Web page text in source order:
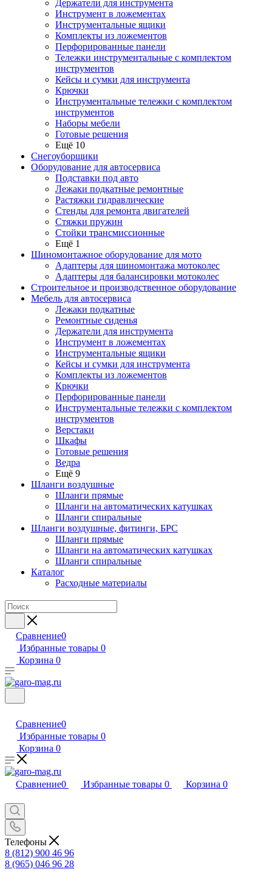
Держатели для инструмента
Инструмент в ложементах
Инструментальные ящики
Комплекты из ложементов
Перфорированные панели
Тележки инструментальные с комплектом
инструментов
Кейсы и сумки для инструмента
Крючки
Инструментальные тележки с комплектом
инструментов
Наборы мебели
Готовые решения
Ещё 10
Снегоуборщики
Оборудование для автосервиса
Подставки под авто
Лежаки подкатные ремонтные
Растяжки гидравлические
Стенды для ремонта двигателей
Стяжки пружин
Стойки трансмиссионные
Ещё 1
Шиномонтажное оборудование для мото
Адаптеры для шиномонтажа мотоколес
Адаптеры для балансировки мотоколес
Строительное и производственное оборудование
Мебель для автосервиса
Лежаки подкатные
Ремонтные сиденья
Держатели для инструмента
Инструмент в ложементах
Инструментальные ящики
Кейсы и сумки для инструмента
Комплекты из ложементов
Крючки
Перфорированные панели
Инструментальные тележки с комплектом
инструментов
Верстаки
Шкафы
Готовые решения
Ведра
Ещё 9
Шланги воздушные
Шланги прямые
Шланги на автоматических катушках
Шланги спиральные
Шланги воздушные, фитинги, БРС
Шланги прямые
Шланги на автоматических катушках
Шланги спиральные
Каталог
Расходные материалы
Сравнение0
Избранные товары 0
Корзина 0
Сравнение0
Избранные товары 0
Корзина 0
Сравнение0 Избранные товары 0 Корзина 0
Телефоны
8 (812) 900 46 96
8 (965) 046 96 28